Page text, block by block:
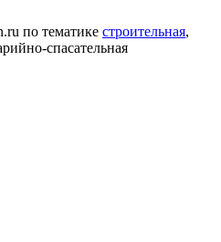
по тематике строительная,
спасательная